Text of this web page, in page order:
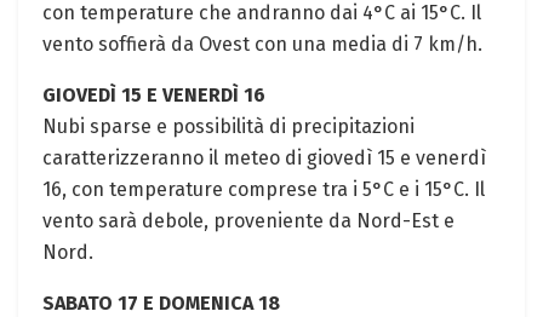
con temperature che andranno dai 4°C ai 15°C. Il
vento soffierà da Ovest con una media di 7 km/h.
GIOVEDÌ 15 E VENERDÌ 16
Nubi sparse e possibilità di precipitazioni
caratterizzeranno il meteo di giovedì 15 e venerdì
16, con temperature comprese tra i 5°C e i 15°C. Il
vento sarà debole, proveniente da Nord-Est e
Nord.
SABATO 17 E DOMENICA 18